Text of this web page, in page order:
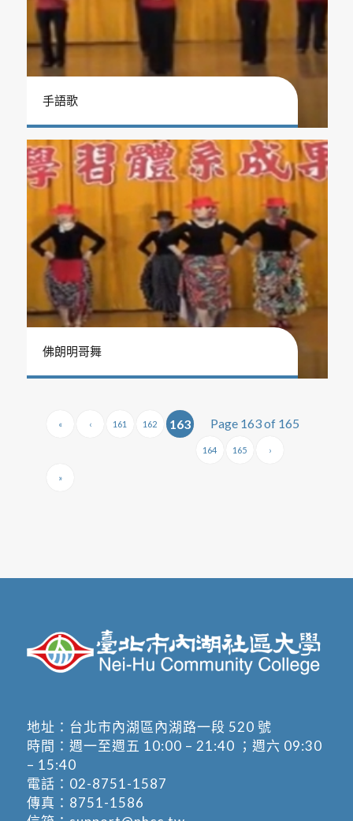
手語歌
佛朗明哥舞
Page 163 of 165
« ‹ 161 162 163
164 165 ›
»
地址： 台北市內湖區內湖路一段 520 號
時間：週一至週五 10:00 – 21:40 ；週六 09:30
– 15:40
電話： 02-8751-1587
傳真：8751-1586